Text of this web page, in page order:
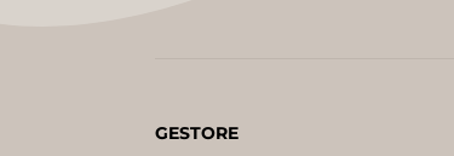
GESTORE